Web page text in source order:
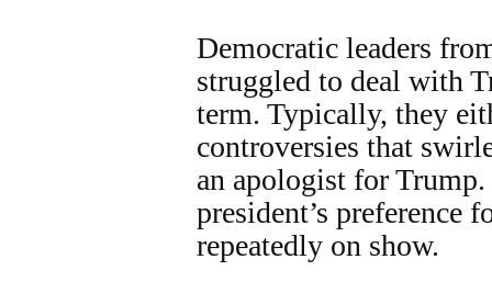
Democratic leaders
struggled to deal with
term. Typically, they
controversies that
an apologist for
president’s preference
repeatedly on show.